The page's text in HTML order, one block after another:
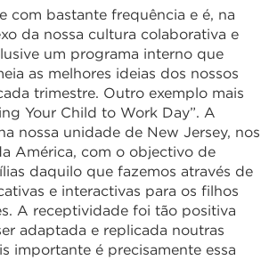
com bastante frequência e é, na
da nossa cultura colaborativa e
um programa interno que
as melhores ideias dos nossos
trimestre. Outro exemplo mais
Your Child to Work Day”. A
nossa unidade de New Jersey, nos
América, com o objectivo de
daquilo que fazemos através de
e interactivas para os filhos
A receptividade foi tão positiva
adaptada e replicada noutras
importante é precisamente essa